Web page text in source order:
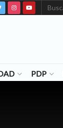
PDP